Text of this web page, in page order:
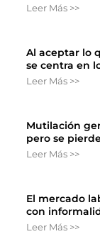
Leer Más >>
Al aceptar lo
se centra en
Leer Más >>
Mutilación
pero se
Leer Más >>
El mercado
con
Leer Más >>